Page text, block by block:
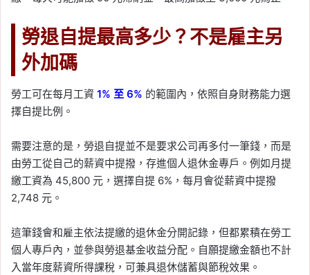
勞退自提最高多少？不是雇主另
外加碼
勞工可在每月工資 1% 至 6% 的範圍內，依照自身財務能力選
擇自提比例。
需要注意的是，勞退自提並不是要求公司再多付一筆錢，而是
由勞工從自己的薪資中提撥，存進個人退休金專戶。例如月提
繳工資為 45,800 元，選擇自提 6%，每月會從薪資中提撥
2,748 元。
這筆錢會和雇主依法提繳的退休金分開記錄，但都累積在勞工
個人專戶內，並參與勞退基金收益分配。自願提繳金額也不計
入當年度薪資所得課稅，可兼具退休儲蓄與節稅效果。